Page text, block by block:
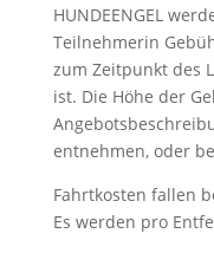
HUNDEENGEL
Teilnehmerin
zum Zeitpunkt des
ist. Die Höhe der
entnehmen, oder
Fahrtkosten fallen
Es werden pro